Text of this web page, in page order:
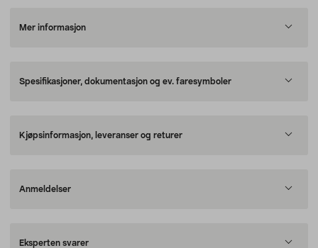
Mer informasjon
Spesifikasjoner, dokumentasjon og ev. faresymboler
Kjøpsinformasjon, leveranser og returer
Anmeldelser
Eksperten svarer